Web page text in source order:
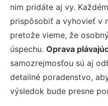
nim pridáte aj vy.
prispôsobiť a vyhovieť v
pretože vieme, že
úspechu. Oprava
samozrejmosťou sú aj
detailné poradenstvo,
výsledok bude presne